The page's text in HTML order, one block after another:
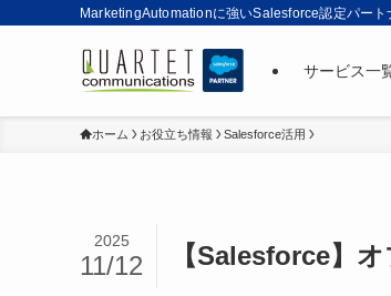
MarketingAutomationに強いSalesforce認定パート
サービス一
ホーム お役立ち情報 Salesforce活用
【Salesforce】
2025
11/12